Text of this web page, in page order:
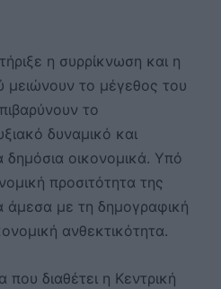
η συρρίκνωση και η
μειώνουν το μέγεθος του
το
δυναμικό και
δημόσια οικονομικά. Υπό
προσιτότητα της
άμεσα με τη δημογραφική
ανθεκτικότητα.
διαθέτει η Κεντρική